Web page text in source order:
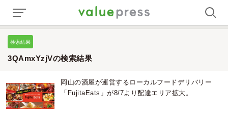
検索結果
3QAmxYzjVの検索結果
岡山の酒屋が運営するローカルフードデリバリー
「FujitaEats」が8/7より配達エリア拡大。